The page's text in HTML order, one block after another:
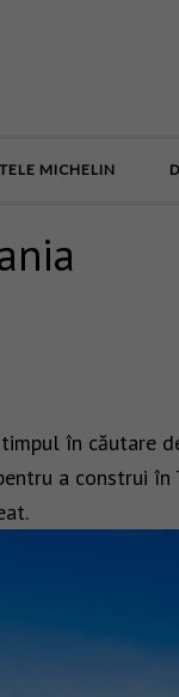
MICHELIN
în căutare
a construi în